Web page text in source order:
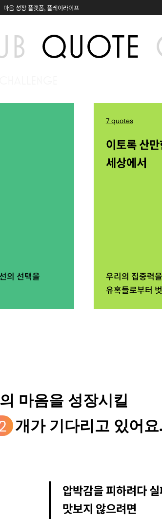
마음 성장 플랫폼, 플레이라이프
QUOTE
의 선택을
7 quotes
이토록 산
세상에서
우리의 집중력
유혹들로부터
마음을 성장시킬
개가 기다리고 있어요.
압박감을 피하려다
맛보지 않으려면